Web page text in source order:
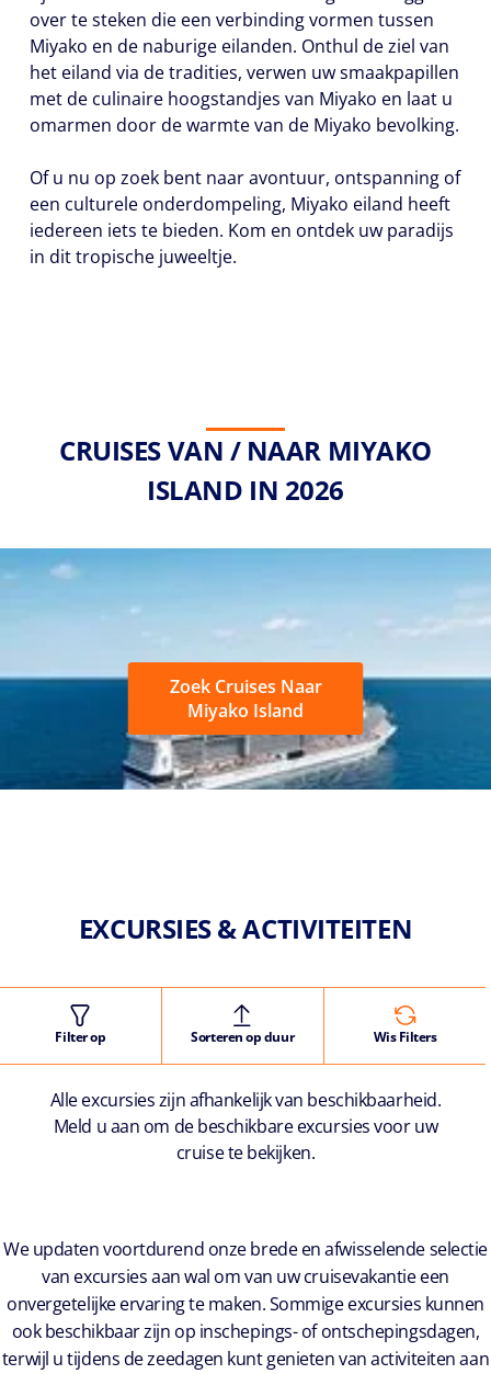
over te steken die een verbinding vormen tussen
Miyako en de naburige eilanden. Onthul de ziel van
het eiland via de tradities, verwen uw smaakpapillen
met de culinaire hoogstandjes van Miyako en laat u
omarmen door de warmte van de Miyako bevolking.
Of u nu op zoek bent naar avontuur, ontspanning of
een culturele onderdompeling, Miyako eiland heeft
iedereen iets te bieden. Kom en ontdek uw paradijs
in dit tropische juweeltje.
CRUISES VAN / NAAR MIYAKO
ISLAND IN 2026
Zoek Cruises Naar
Miyako Island
EXCURSIES & ACTIVITEITEN
Filter op Sorteren op duur Wis Filters
Alle excursies zijn afhankelijk van beschikbaarheid.
Meld u aan om de beschikbare excursies voor uw
cruise te bekijken.
We updaten voortdurend onze brede en afwisselende selectie
van excursies aan wal om van uw cruisevakantie een
onvergetelijke ervaring te maken. Sommige excursies kunnen
ook beschikbaar zijn op inschepings- of ontschepingsdagen,
terwijl u tijdens de zeedagen kunt genieten van activiteiten aan